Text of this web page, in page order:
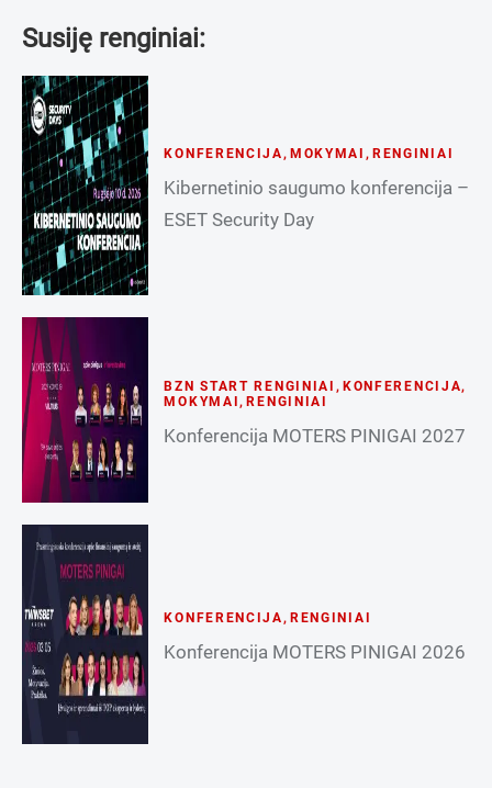
Susiję renginiai:
KONFERENCIJA , MOKYMAI , RENGINIAI
Kibernetinio saugumo konferencija –
ESET Security Day
BZN START RENGINIAI , KONFERENCIJA,
MOKYMAI ,RENGINIAI
Konferencija MOTERS PINIGAI 2027
KONFERENCIJA, RENGINIAI
Konferencija MOTERS PINIGAI 2026